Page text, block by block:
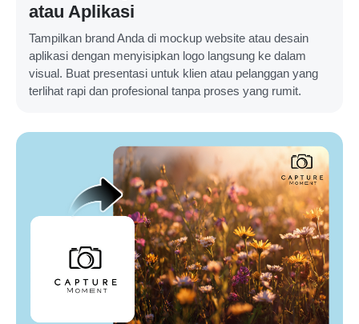
atau Aplikasi
Tampilkan brand Anda di mockup website atau desain
aplikasi dengan menyisipkan logo langsung ke dalam
visual. Buat presentasi untuk klien atau pelanggan yang
terlihat rapi dan profesional tanpa proses yang rumit.